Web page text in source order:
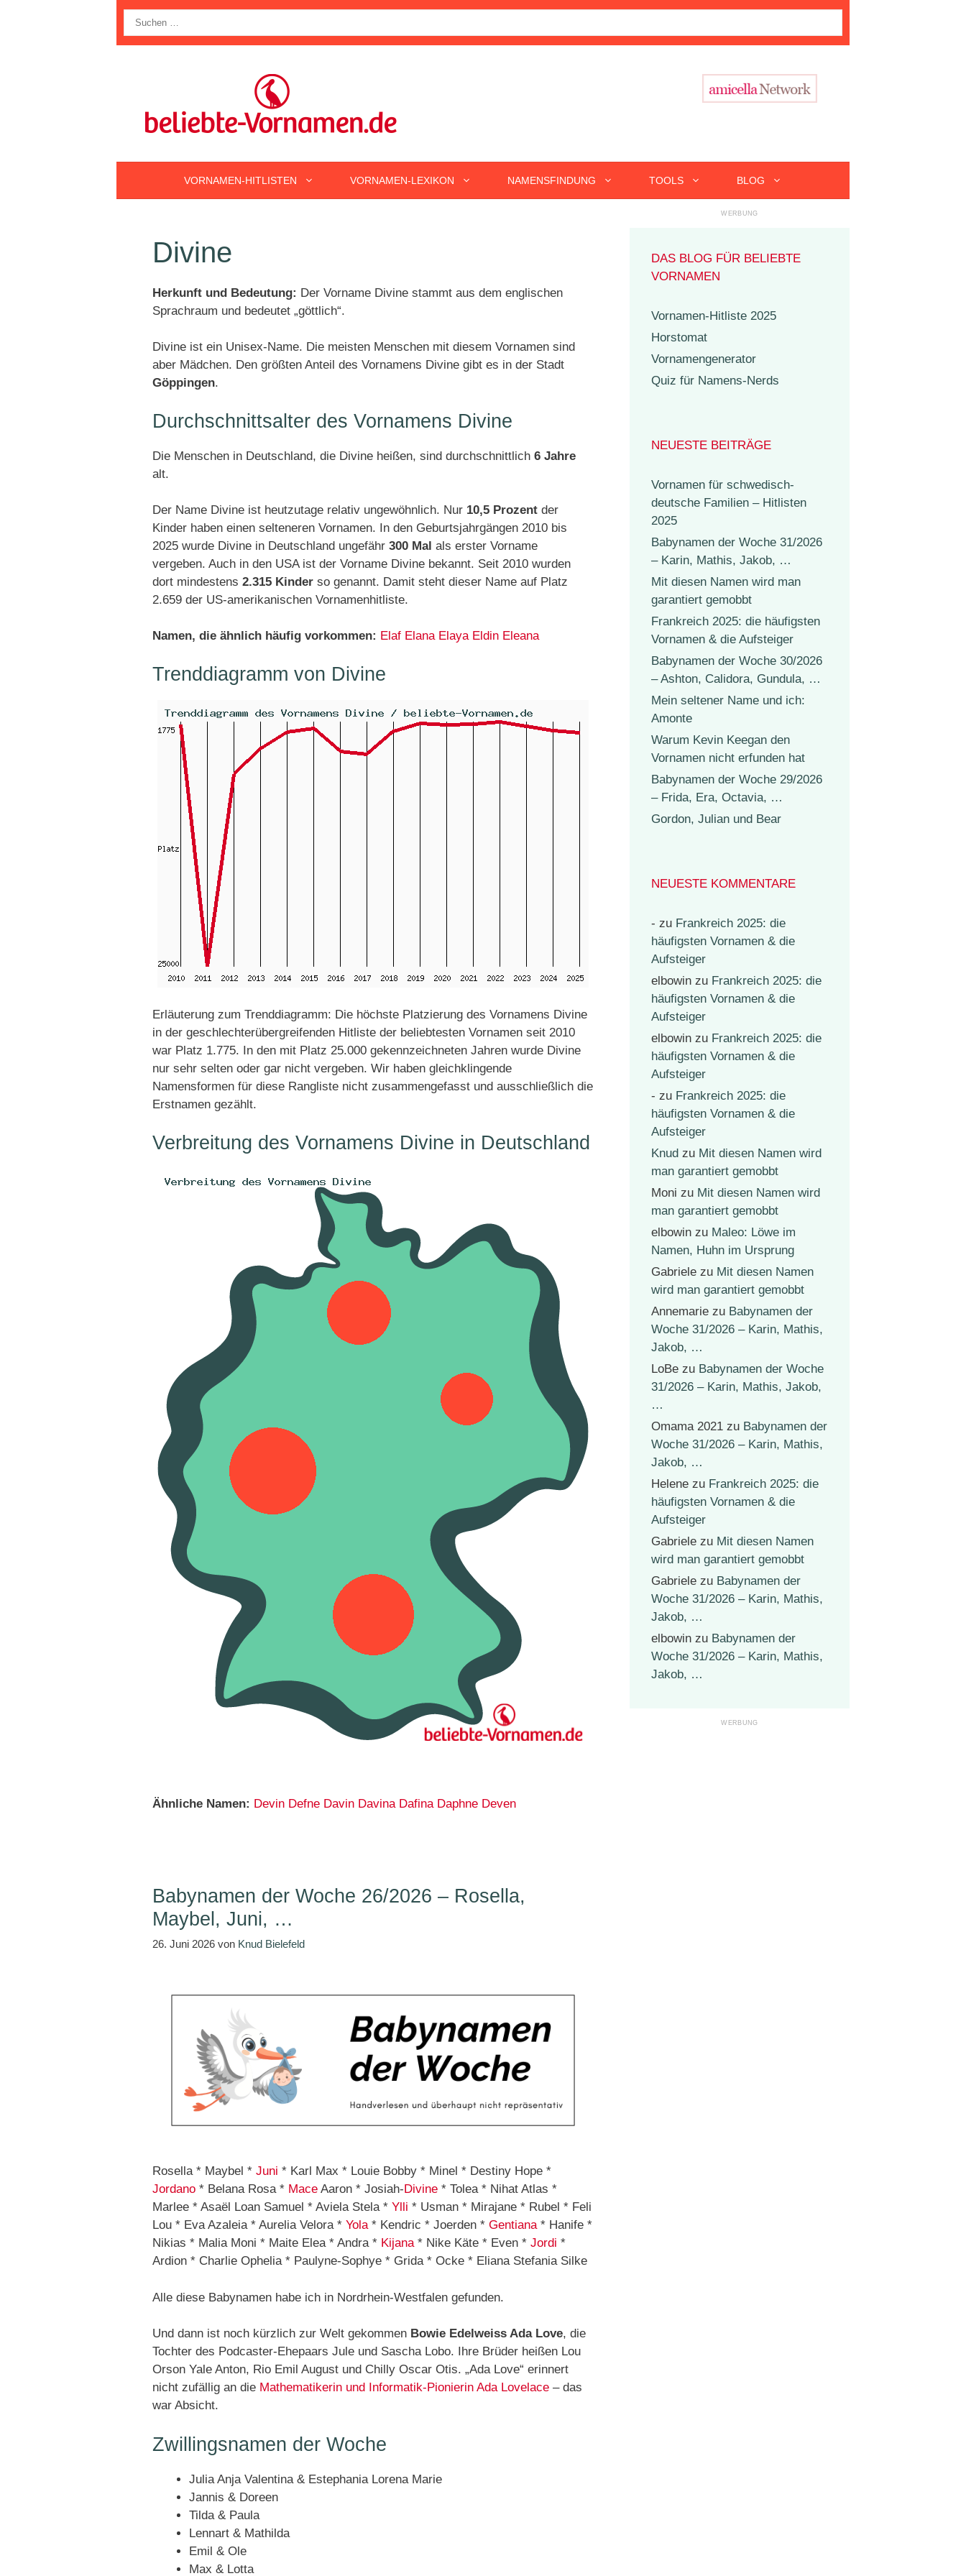
nach:
VORNAMEN-HITLISTEN VORNAMEN-LEXIKON NAMENSFINDUNG TOOLS BLOG
Divine
Herkunft und Bedeutung: Der Vorname Divine stammt aus dem englischen
Sprachraum und bedeutet „göttlich“.
Divine ist ein Unisex-Name. Die meisten Menschen mit diesem Vornamen sind
aber Mädchen. Den größten Anteil des Vornamens Divine gibt es in der Stadt
Göppingen.
Durchschnittsalter des Vornamens Divine
Die Menschen in Deutschland, die Divine heißen, sind durchschnittlich 6 Jahre
alt.
Der Name Divine ist heutzutage relativ ungewöhnlich. Nur 10,5 Prozent der
Kinder haben einen selteneren Vornamen. In den Geburtsjahrgängen 2010 bis
2025 wurde Divine in Deutschland ungefähr 300 Mal als erster Vorname
vergeben. Auch in den USA ist der Vorname Divine bekannt. Seit 2010 wurden
dort mindestens 2.315 Kinder so genannt. Damit steht dieser Name auf Platz
2.659 der US-amerikanischen Vornamenhitliste.
Namen, die ähnlich häufig vorkommen: Elaf Elana Elaya Eldin Eleana
Trenddiagramm von Divine
Erläuterung zum Trenddiagramm: Die höchste Platzierung des Vornamens Divine
in der geschlechterübergreifenden Hitliste der beliebtesten Vornamen seit 2010
war Platz 1.775. In den mit Platz 25.000 gekennzeichneten Jahren wurde Divine
nur sehr selten oder gar nicht vergeben. Wir haben gleichklingende
Namensformen für diese Rangliste nicht zusammengefasst und ausschließlich die
Erstnamen gezählt.
Verbreitung des Vornamens Divine in Deutschland
Ähnliche Namen: Devin Defne Davin Davina Dafina Daphne Deven
Babynamen der Woche 26/2026 – Rosella,
Maybel, Juni, …
26. Juni 2026 von Knud Bielefeld
Rosella * Maybel * Juni * Karl Max * Louie Bobby * Minel * Destiny Hope *
Jordano * Belana Rosa * Mace Aaron * Josiah- Divine * Tolea * Nihat Atlas *
Marlee * Asaël Loan Samuel * Aviela Stela * Ylli * Usman * Mirajane * Rubel * Feli
Lou * Eva Azaleia * Aurelia Velora * Yola* Kendric * Joerden * Gentiana* Hanife *
Nikias * Malia Moni * Maite Elea * Andra * Kijana* Nike Käte * Even * Jordi *
Ardion * Charlie Ophelia * Paulyne-Sophye * Grida * Ocke * Eliana Stefania Silke
Alle diese Babynamen habe ich in Nordrhein-Westfalen gefunden.
Und dann ist noch kürzlich zur Welt gekommen Bowie Edelweiss Ada Love, die
Tochter des Podcaster-Ehepaars Jule und Sascha Lobo. Ihre Brüder heißen Lou
Orson Yale Anton, Rio Emil August und Chilly Oscar Otis. „Ada Love“ erinnert
nicht zufällig an die Mathematikerin und Informatik-Pionierin Ada Lovelace – das
war Absicht.
Zwillingsnamen der Woche
Julia Anja Valentina & Estephania Lorena Marie
Jannis & Doreen
Tilda & Paula
Lennart & Mathilda
Emil & Ole
Max & Lotta
DAS BLOG FÜR BELIEBTE
VORNAMEN
Vornamen-Hitliste 2025
Horstomat
Vornamengenerator
Quiz für Namens-Nerds
NEUESTE BEITRÄGE
Vornamen für schwedisch-
deutsche Familien – Hitlisten
2025
Babynamen der Woche 31/2026
– Karin, Mathis, Jakob, …
Mit diesen Namen wird man
garantiert gemobbt
Frankreich 2025: die häufigsten
Vornamen & die Aufsteiger
Babynamen der Woche 30/2026
– Ashton, Calidora, Gundula, …
Mein seltener Name und ich:
Amonte
Warum Kevin Keegan den
Vornamen nicht erfunden hat
Babynamen der Woche 29/2026
– Frida, Era, Octavia, …
Gordon, Julian und Bear
NEUESTE KOMMENTARE
- zu Frankreich 2025: die
häufigsten Vornamen & die
Aufsteiger
elbowin zu Frankreich 2025: die
häufigsten Vornamen & die
Aufsteiger
elbowin zu Frankreich 2025: die
häufigsten Vornamen & die
Aufsteiger
- zu Frankreich 2025: die
häufigsten Vornamen & die
Aufsteiger
Knud zu Mit diesen Namen wird
man garantiert gemobbt
Moni zu Mit diesen Namen wird
man garantiert gemobbt
elbowin zu Maleo: Löwe im
Namen, Huhn im Ursprung
Gabriele zu Mit diesen Namen
wird man garantiert gemobbt
Annemarie zu Babynamen der
Woche 31/2026 – Karin, Mathis,
Jakob, …
LoBe zu Babynamen der Woche
31/2026 – Karin, Mathis, Jakob,
…
Omama 2021 zu Babynamen der
Woche 31/2026 – Karin, Mathis,
Jakob, …
Helene zu Frankreich 2025: die
häufigsten Vornamen & die
Aufsteiger
Gabriele zu Mit diesen Namen
wird man garantiert gemobbt
Gabriele zu Babynamen der
Woche 31/2026 – Karin, Mathis,
Jakob, …
elbowin zu Babynamen der
Woche 31/2026 – Karin, Mathis,
Jakob, …